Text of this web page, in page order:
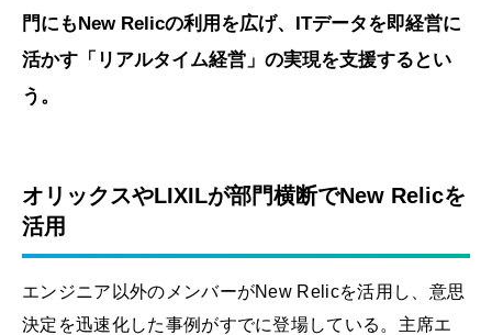
門にもNew Relicの利用を広げ、ITデータを即経営に
活かす「リアルタイム経営」の実現を支援するとい
う。
オリックスやLIXILが部門横断でNew Relicを
活用
エンジニア以外のメンバーがNew Relicを活用し、意思
決定を迅速化した事例がすでに登場している。主席エ